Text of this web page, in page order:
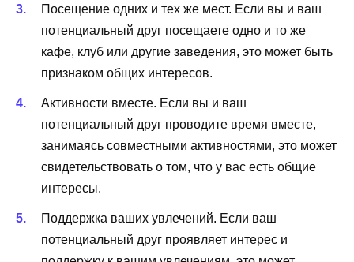
Посещение одних и тех же мест. Если вы и ваш
потенциальный друг посещаете одно и то же
кафе, клуб или другие заведения, это может быть
признаком общих интересов.
Активности вместе. Если вы и ваш
потенциальный друг проводите время вместе,
занимаясь совместными активностями, это может
свидетельствовать о том, что у вас есть общие
интересы.
Поддержка ваших увлечений. Если ваш
потенциальный друг проявляет интерес и